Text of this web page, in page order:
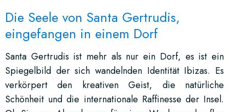
Die Seele von Santa Gertrudis,
eingefangen in einem Dorf
Santa Gertrudis ist mehr als nur ein Dorf, es ist ein
Spiegelbild der sich wandelnden Identität Ibizas. Es
verkörpert den kreativen Geist, die natürliche
Schönheit und die internationale Raffinesse der Insel.